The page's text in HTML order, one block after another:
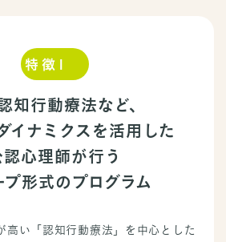
特徴1
知行動療法など、
イナミクスを活用した
認心理師が行う
プ形式のプログラム
高い「認知行動療法」を中心とした